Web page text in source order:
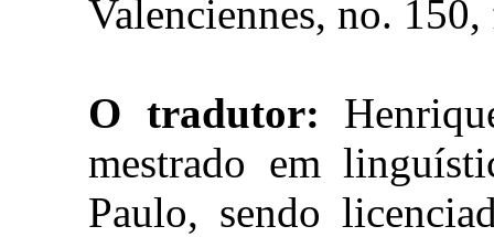
Valenciennes, no.
O tradutor:
mestrado em
Paulo, sendo